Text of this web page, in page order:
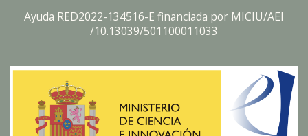
Ayuda RED2022-134516-E financiada por MICIU/AEI
/10.13039/501100011033